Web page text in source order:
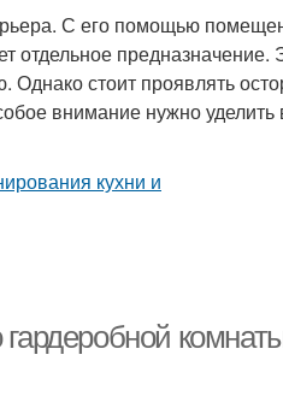
С его помощью
отдельное предназначение.
стоит проявлять
внимание нужно уделить